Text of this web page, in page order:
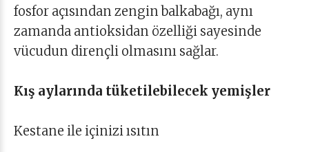
fosfor açısından zengin balkabağı, aynı
zamanda antioksidan özelliği sayesinde
vücudun dirençli olmasını sağlar.
Kış aylarında tüketilebilecek yemişler
Kestane ile içinizi ısıtın